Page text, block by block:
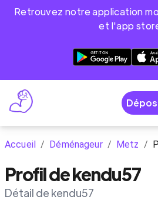
Retrouvez notre application
et l'app
Accueil / Déménageur / Metz /
Profil de kendu57
Détail de kendu57